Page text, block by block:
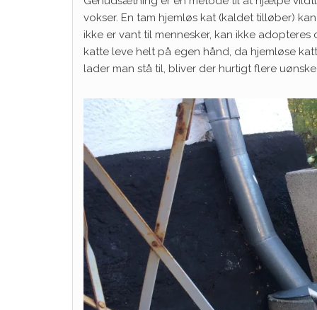
vokser. En tam hjemløs kat (kaldet tilløber)
ikke er vant til mennesker, kan ikke
katte leve helt på egen hånd, da hjemløse
lader man stå til, bliver der hurtigt flere